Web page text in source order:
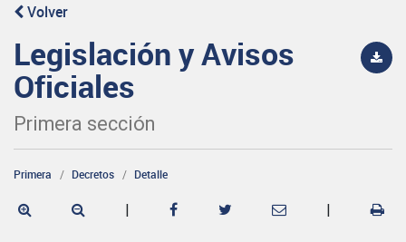
Volver
Legislación y Avisos
Oficiales
Primera sección
Primera Decretos Detalle
| |